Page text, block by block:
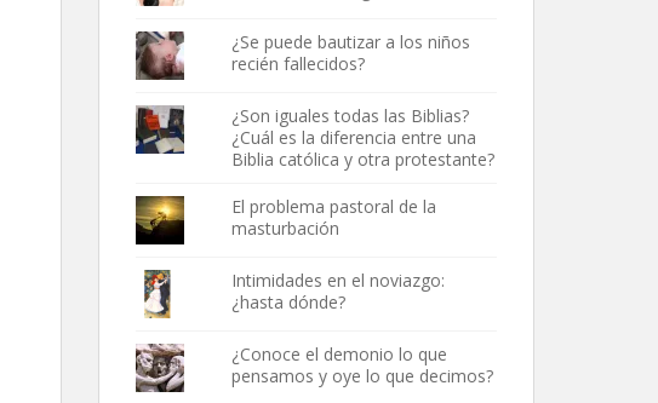
¿Se puede bautizar a los niños
recién fallecidos?
¿Son iguales todas las Biblias?
¿Cuál es la diferencia entre una
Biblia católica y otra protestante?
El problema pastoral de la
masturbación
Intimidades en el noviazgo:
¿hasta dónde?
¿Conoce el demonio lo que
pensamos y oye lo que decimos?